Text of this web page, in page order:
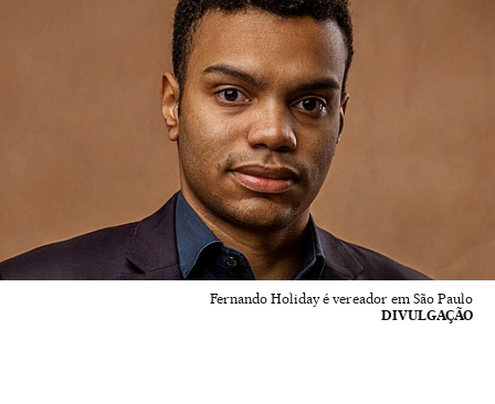
Fernando Holiday é vereador em São Paulo
DIVULGAÇÃO